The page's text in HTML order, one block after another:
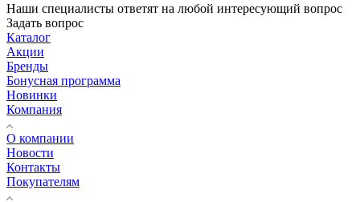
Наши специалисты ответят на любой интересующий вопрос
Задать вопрос
Каталог
Акции
Бренды
Бонусная программа
Новинки
Компания
О компании
Новости
Контакты
Покупателям